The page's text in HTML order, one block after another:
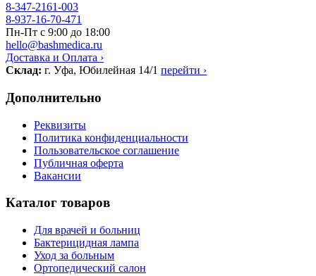
8-347-2161-003
8-937-16-70-471
Пн-Пт с 9:00 до 18:00
hello@bashmedica.ru
Доставка и Оплата ›
Склад: г. Уфа, Юбилейная 14/1 перейти ›
Дополнительно
Реквизиты
Политика конфиденциальности
Пользовательское соглашение
Публичная оферта
Вакансии
Каталог товаров
Для врачей и больниц
Бактерицидная лампа
Уход за больным
Ортопедический салон